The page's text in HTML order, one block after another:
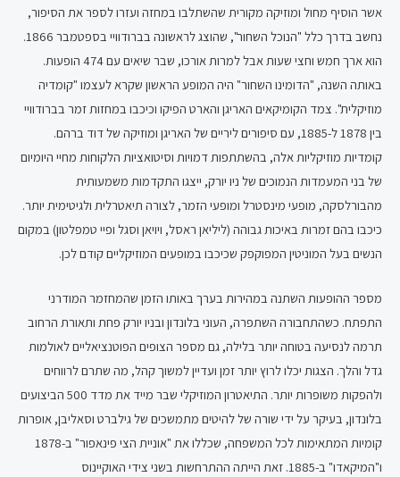
אשר הוסיף מחול ומוזיקה מקורית שהשתלבו במחזה ועזרו לספר את הסיפור,
נחשב בדרך כלל "הנוכל השחור", שהוצג לראשונה בברודוויי בספטמבר 1866.
הוא ארך חמש וחצי שעות אבל למרות אורכו, שבר שיאים עם 474 הופעות.
באותה השנה, "הדומינו השחור" היה המופע הראשון שקרא לעצמו "קומדיה
מוזיקלית". צמד הקומיקאים האריגן והארט הפיקו וכיכבו במחזות זמר בברודוויי
בין 1878 ל-1885, עם סיפורים ליריים של האריגן ומוזיקה של דוד ברהם.
קומדיות מוזיקליות אלה, בהשתתפות דמויות וסיטואציות הלקוחות מחיי היומיום
של בני המעמדות הנמוכים של ניו יורק, ייצגו התקדמות משמעותית
מהבורלסקה, מופעי מינסטרל ומופעי הזמר, לצורה תיאטרלית ולגיטימית יותר.
כיכבו בהם זמרות באיכות גבוהה (ליליאן ראסל, ויויאן וסגל ופיי טמפלטון) במקום
הנשים בעל המוניטין המפוקפק שכיכבו במופעים המוזיקליים קודם לכן.
מספר ההופעות השתנה במהירות בערך באותו הזמן שהמחזמר המודרני
התפתח. כשהתחבורה השתפרה, העוני בלונדון ובניו יורק פחת ותאורת הרחוב
תרמה לנסיעה בטוחה יותר בלילה, גם מספר הצופים הפוטנציאליים לאולמות
גדל והלך. הצגות יכלו לרוץ יותר זמן ועדיין למשוך קהל, מה שתרם לרווחים
ולהפקות משופרות יותר. התיאטרון המוזיקלי שבר מייד את מדד 500 הביצועים
בלונדון, בעיקר על ידי שורה של להיטים מתמשכים של גילברט וסאליבן, אופרות
קומיות המתאימות לכל המשפחה, שכללו את "אוניית הצי פינאפור" ב-1878
ו"המיקאדו" ב-1885. זאת הייתה ההתרחשות בשני צידי האוקיינוס